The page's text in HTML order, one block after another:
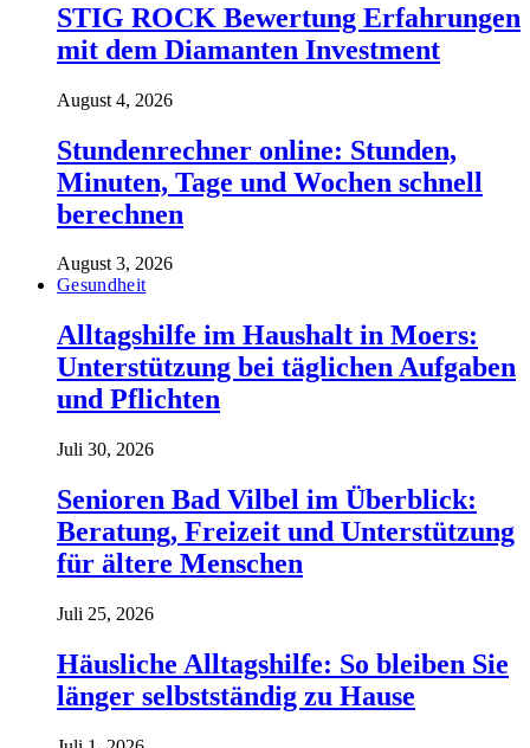
STIG ROCK Bewertung Erfahrungen
mit dem Diamanten Investment
August 4, 2026
Stundenrechner online: Stunden,
Minuten, Tage und Wochen schnell
berechnen
August 3, 2026
Gesundheit
Alltagshilfe im Haushalt in Moers:
Unterstützung bei täglichen Aufgaben
und Pflichten
Juli 30, 2026
Senioren Bad Vilbel im Überblick:
Beratung, Freizeit und Unterstützung
für ältere Menschen
Juli 25, 2026
Häusliche Alltagshilfe: So bleiben Sie
länger selbstständig zu Hause